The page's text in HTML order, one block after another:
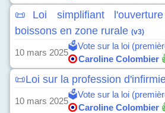
📜Loi simplifiant
boissons en zone rurale (v3)
10 mars 2025
🗳️Vote sur la loi
Caroline Colombier
📜Loi sur la profession
10 mars 2025
🗳️Vote sur la loi
Caroline Colombier